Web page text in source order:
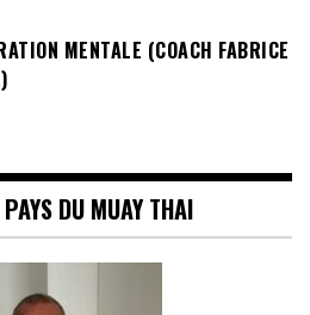
MENTALE (COACH FABRICE
DU MUAY THAI